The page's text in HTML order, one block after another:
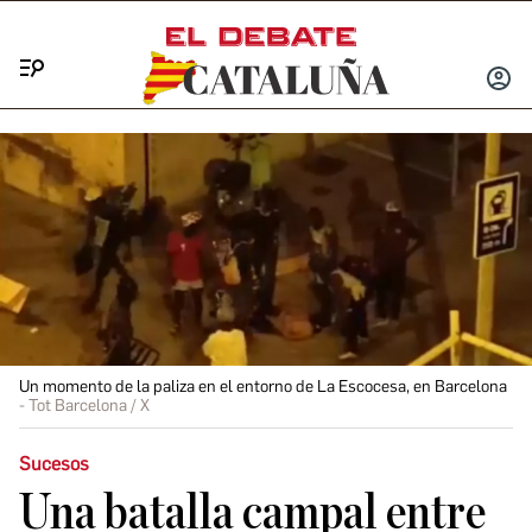
INICIAR
Un momento de la paliza en el entorno de La Escocesa, en Barcelona
Tot Barcelona / X
Sucesos
Una batalla campal entre